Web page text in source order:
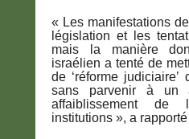
« Les manifestations
législation et les
mais la manière
israélien a tenté de
de ‘réforme
sans parvenir à un
affaiblissement
institutions », a rapporté